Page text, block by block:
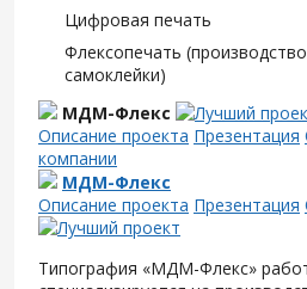
Цифровая печать
Флексопечать
самоклейки)
МДМ-Флекс
Описание проекта Презентация
компании
МДМ-Флекс
Описание проекта Презентация
Типография «МДМ-Флекс»